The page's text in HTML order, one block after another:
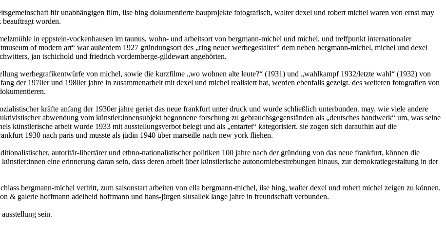
für unabhängigen film, ilse bing dokumentierte bauprojekte fotografisch, walter dexel und robert michel waren von ernst may
worden.
in eppstein-vockenhausen im taunus, wohn- und arbeitsort von bergmann-michel und michel, und treffpunkt internationaler
of modern art“ war außerdem 1927 gründungsort des „ring neuer werbegestalter“ dem neben bergmann-michel, michel und dexel
jan tschichold und friedrich vordemberge-gildewart angehörten.
werbegrafikentwürfe von michel, sowie die kurzfilme „wo wohnen alte leute?“ (1931) und „wahlkampf 1932/letzte wahl“ (1932) von
der 1970er und 1980er jahre in zusammenarbeit mit dexel und michel realisiert hat, werden ebenfalls gezeigt. des weiteren fotografien von
kräfte anfang der 1930er jahre geriet das neue frankfurt unter druck und wurde schließlich unterbunden. may, wie viele andere
abwendung vom künstler:innensubjekt begonnene forschung zu gebrauchsgegenständen als „deutsches handwerk“ um, was seine
künstlerische arbeit wurde 1933 mit ausstellungsverbot belegt und als „entartet“ kategorisiert. sie zogen sich daraufhin auf die
1930 nach paris und musste als jüdin 1940 über marseille nach new york fliehen.
autoritär-libertärer und ethno-nationalistischer politiken 100 jahre nach der gründung von das neue frankfurt, können die
eine erinnerung daran sein, dass deren arbeit über künstlerische autonomiebestrebungen hinaus, zur demokratiegestaltung in der
bergmann-michel vertritt, zum saisonstart arbeiten von ella bergmann-michel, ilse bing, walter dexel und robert michel zeigen zu können.
& galerie hoffmann adelheid hoffmann und hans-jürgen slusallek lange jahre in freundschaft verbunden.
sein.